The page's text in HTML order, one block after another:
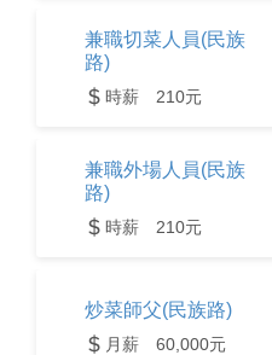
兼職切菜人員(民族
路)
時薪 210元
兼職外場人員(民族
路)
時薪 210元
炒菜師父(民族路)
月薪 60,000元